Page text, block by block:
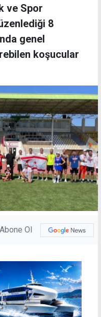
ve Spor
8
genel
koşucular
Ol